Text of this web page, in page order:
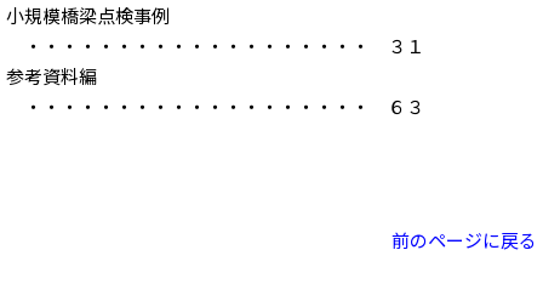
小規模橋梁点検事例
・・・・・・・・・・・・・・・・・・・ ３１
参考資料編
・・・・・・・・・・・・・・・・・・・ ６３
前のページに戻る